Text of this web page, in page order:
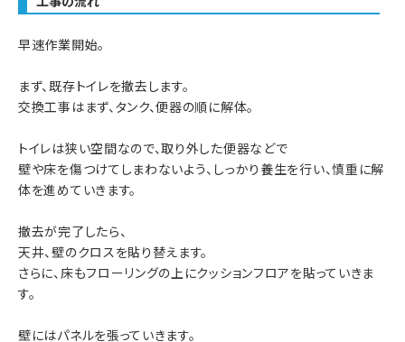
早速作業開始。
まず、既存トイレを撤去します。
交換工事はまず、タンク、便器の順に解体。
トイレは狭い空間なので、取り外した便器などで
壁や床を傷つけてしまわないよう、しっかり養生を行い、慎重に解
体を進めていきます。
撤去が完了したら、
天井、壁のクロスを貼り替えます。
さらに、床もフローリングの上にクッションフロアを貼っていきま
す。
壁にはパネルを張っていきます。